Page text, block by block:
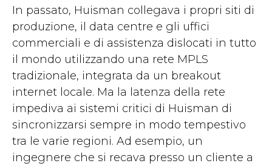
In passato, Huisman collegava i propri siti di
produzione, il data centre e gli uffici
commerciali e di assistenza dislocati in tutto
il mondo utilizzando una rete MPLS
tradizionale, integrata da un breakout
internet locale. Ma la latenza della rete
impediva ai sistemi critici di Huisman di
sincronizzarsi sempre in modo tempestivo
tra le varie regioni. Ad esempio, un
ingegnere che si recava presso un cliente a